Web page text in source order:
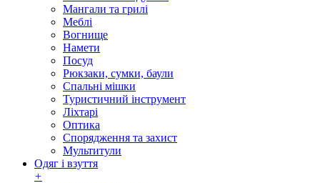
Мангали та грилі
Меблі
Вогнище
Намети
Посуд
Рюкзаки, сумки, баули
Спальні мішки
Туристичний інструмент
Ліхтарі
Оптика
Спорядження та захист
Мультитули
Одяг і взуття
+